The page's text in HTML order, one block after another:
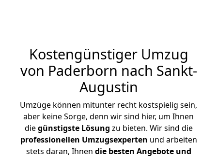
Kostengünstiger Umzug
von Paderborn nach Sankt-
Augustin
Umzüge können mitunter recht kostspielig sein,
aber keine Sorge, denn wir sind hier, um Ihnen
diegünstigste Lösung zu bieten. Wir sind die
professionellen Umzugsexperten und arbeiten
stets daran, Ihnen die besten Angebote und